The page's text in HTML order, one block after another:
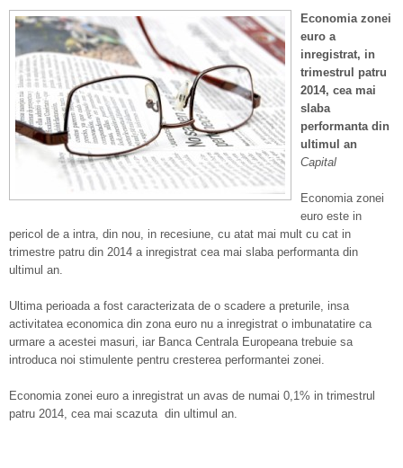
Economia zonei
euro a
inregistrat, in
trimestrul patru
2014, cea mai
slaba
performanta din
ultimul an
Capital
Economia zonei
euro este in
pericol de a intra, din nou, in recesiune, cu atat mai mult cu cat in
trimestre patru din 2014 a inregistrat cea mai slaba performanta din
ultimul an.
Ultima perioada a fost caracterizata de o scadere a preturile, insa
activitatea economica din zona euro nu a inregistrat o imbunatatire ca
urmare a acestei masuri, iar Banca Centrala Europeana trebuie sa
introduca noi stimulente pentru cresterea performantei zonei.
Economia zonei euro a inregistrat un avas de numai 0,1% in trimestrul
patru 2014, cea mai scazuta din ultimul an.